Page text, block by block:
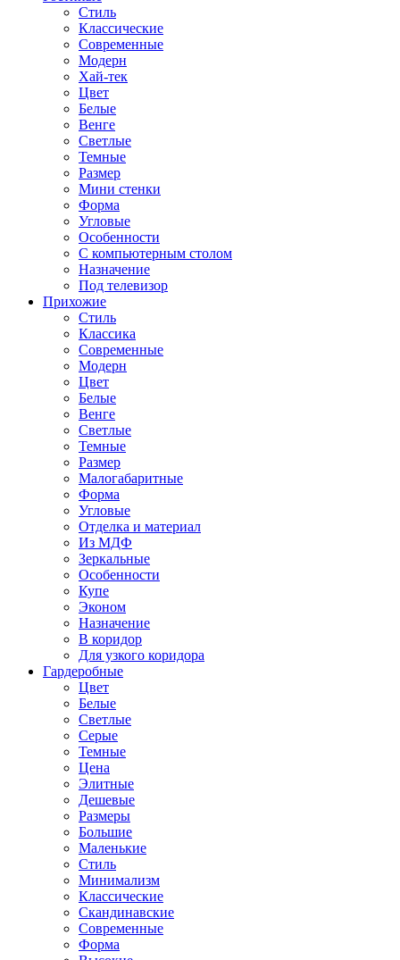
Стиль
Классические
Современные
Модерн
Хай-тек
Цвет
Белые
Венге
Светлые
Темные
Размер
Мини стенки
Форма
Угловые
Особенности
С компьютерным столом
Назначение
Под телевизор
Прихожие
Стиль
Классика
Современные
Модерн
Цвет
Белые
Венге
Светлые
Темные
Размер
Малогабаритные
Форма
Угловые
Отделка и материал
Из МДФ
Зеркальные
Особенности
Купе
Эконом
Назначение
В коридор
Для узкого коридора
Гардеробные
Цвет
Белые
Светлые
Серые
Темные
Цена
Элитные
Дешевые
Размеры
Большие
Маленькие
Стиль
Минимализм
Классические
Скандинавские
Современные
Форма